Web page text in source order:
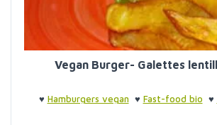
Vegan Burger- Galettes
♥ Hamburgers vegan ♥ Fast-food bio ♥